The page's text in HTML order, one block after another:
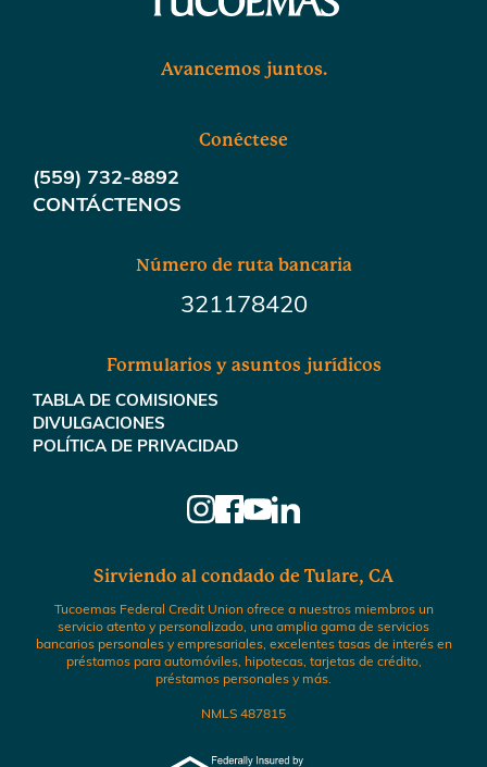
Avancemos juntos.
Conéctese
(559) 732-8892
CONTÁCTENOS
Número de ruta bancaria
321178420
Formularios y asuntos jurídicos
TABLA DE COMISIONES
DIVULGACIONES
POLÍTICA DE PRIVACIDAD
Sirviendo al condado de Tulare, CA
Tucoemas Federal Credit Union ofrece a nuestros miembros un
servicio atento y personalizado, una amplia gama de servicios
bancarios personales y empresariales, excelentes tasas de interés en
préstamos para automóviles, hipotecas, tarjetas de crédito,
préstamos personales y más.
NMLS 487815